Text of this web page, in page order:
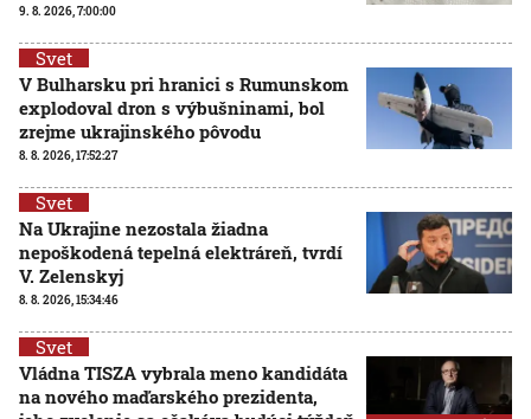
9. 8. 2026, 7:00:00
Svet
V Bulharsku pri hranici s Rumunskom
explodoval dron s výbušninami, bol
zrejme ukrajinského pôvodu
8. 8. 2026, 17:52:27
Svet
Na Ukrajine nezostala žiadna
nepoškodená tepelná elektráreň, tvrdí
V. Zelenskyj
8. 8. 2026, 15:34:46
Svet
Vládna TISZA vybrala meno kandidáta
na nového maďarského prezidenta,